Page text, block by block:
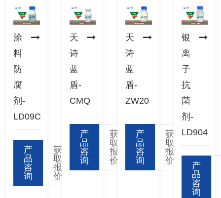
涂
料
防
腐
剂-
LD09C
产
品
咨
询
获
取
报
价
天
诗
蓝
盾-
CMQ
产
品
咨
询
获
取
报
价
天
诗
蓝
盾-
ZW20
产
品
咨
询
获
取
报
价
银
离
子
抗
菌
剂-
LD904
产
品
咨
询